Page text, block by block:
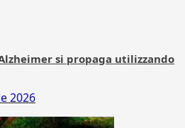
si propaga utilizzando
2026